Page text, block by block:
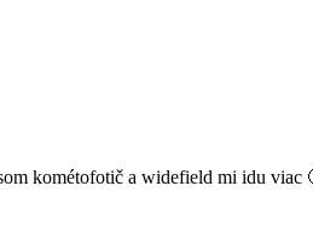
kométofotič a widefield mi idu viac